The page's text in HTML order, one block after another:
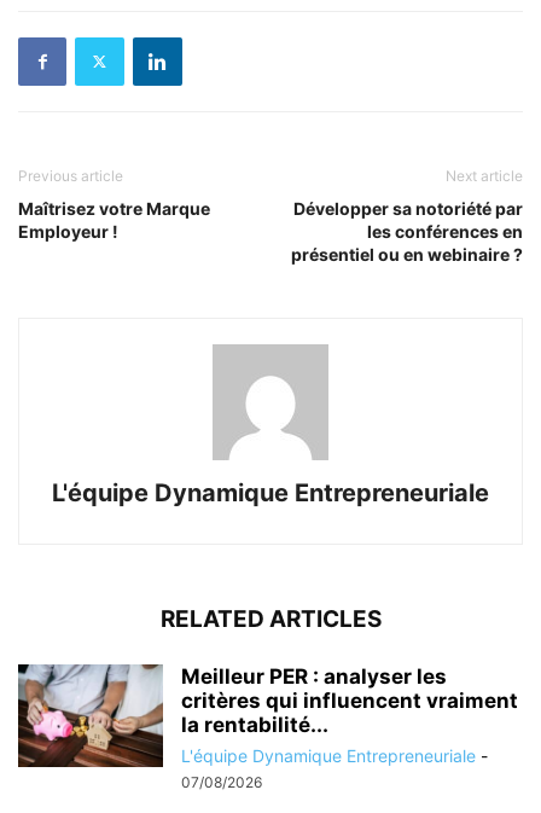
Previous article
Maîtrisez votre Marque
Employeur !
Next article
Développer sa notoriété par
les conférences en
présentiel ou en webinaire ?
L'équipe Dynamique Entrepreneuriale
RELATED ARTICLES
Meilleur PER : analyser les
critères qui influencent vraiment
la rentabilité...
L'équipe Dynamique Entrepreneuriale -
07/08/2026